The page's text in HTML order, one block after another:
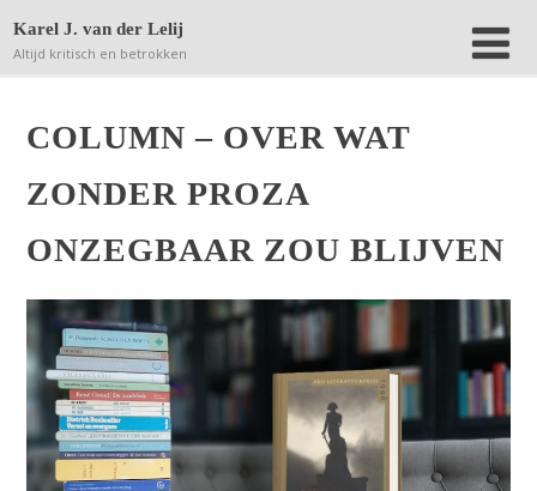
Karel J. van der Lelij
Altijd kritisch en betrokken
COLUMN – OVER WAT
ZONDER PROZA
ONZEGBAAR ZOU BLIJVEN
jouw computer om achteraf anonieme bezoekersaantallen
terug te kunnen vinden.